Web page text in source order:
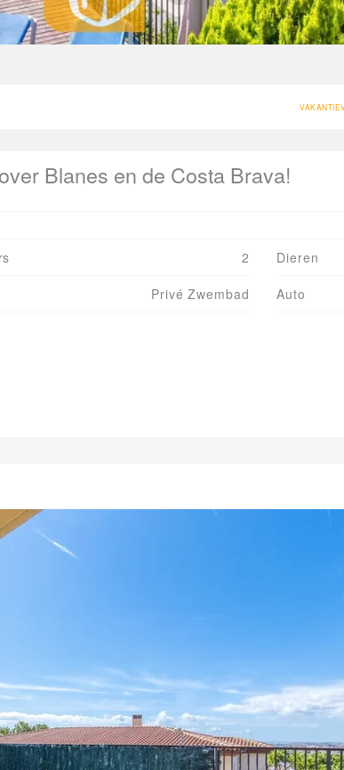
Blanes en de Costa Brava!
2
Privé Zwembad
Dieren
Auto